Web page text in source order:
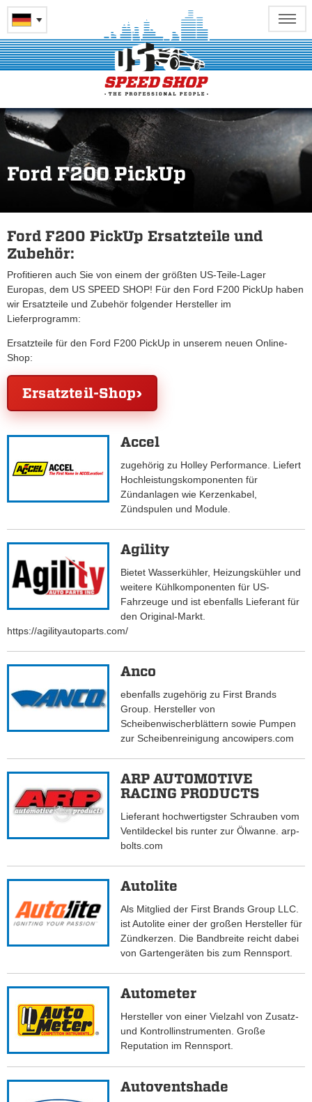
Ford F200 PickUp
Ford F200 PickUp Ersatzteile und
Zubehör:
Profitieren auch Sie von einem der größten US-Teile-Lager
Europas, dem US SPEED SHOP! Für den Ford F200 PickUp haben
wir Ersatzteile und Zubehör folgender Hersteller im
Lieferprogramm:
Ersatzteile für den Ford F200 PickUp in unserem neuen Online-
Shop:
Ersatzteil-Shop
Accel
zugehörig zu Holley Performance. Liefert
Hochleistungskomponenten für
Zündanlagen wie Kerzenkabel,
Zündspulen und Module.
Agility
Bietet Wasserkühler, Heizungskühler und
weitere Kühlkomponenten für US-
Fahrzeuge und ist ebenfalls Lieferant für
den Original-Markt.
https://agilityautoparts.com/
Anco
ebenfalls zugehörig zu First Brands
Group. Hersteller von
Scheibenwischerblättern sowie Pumpen
zur Scheibenreinigung ancowipers.com
ARP AUTOMOTIVE
RACING PRODUCTS
Lieferant hochwertigster Schrauben vom
Ventildeckel bis runter zur Ölwanne. arp-
bolts.com
Autolite
Als Mitglied der First Brands Group LLC.
ist Autolite einer der großen Hersteller für
Zündkerzen. Die Bandbreite reicht dabei
von Gartengeräten bis zum Rennsport.
Autometer
Hersteller von einer Vielzahl von Zusatz-
und Kontrollinstrumenten. Große
Reputation im Rennsport.
Autoventshade